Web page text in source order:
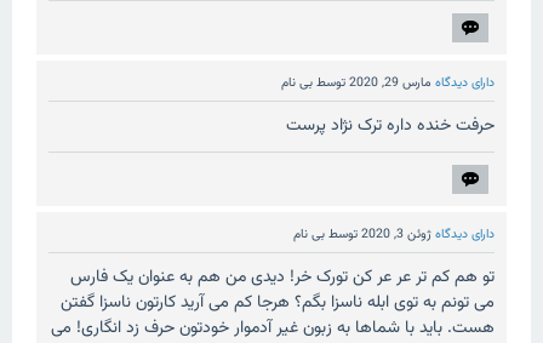
دارای دیدگاه مارس 29, 2020 توسطبی نام
حرفت خنده داره ترک نژاد پرست
دارای دیدگاهژوئن 3, 2020 توسطبی نام
تو هم کم تر عر عر کن تورک خر! دیدی من هم به عنوان یک فارس
می تونم به توی ابله ناسزا بگم؟ هرجا کم می آرید کارتون ناسزا گفتن
هست. باید با شماها به زبون غیر آدموار خودتون حرف زد انگاری! می